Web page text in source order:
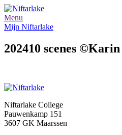
Menu
Mijn Niftarlake
202410 scenes
Niftarlake College
Pauwenkamp 151
3607 GK Maarssen